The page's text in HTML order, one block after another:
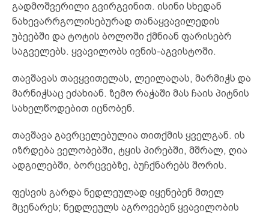
გადმოშვერილი გვირგვინით. ისინი სხედან
ნახევარრგოლისებურად თანაყვავილედის
უბეებში და ტოტის ბოლოში ქმნიან ფარისებრ
საგველებს. ყვავილობს ივნის-აგვისტოში.
თავშავას თავყვითელას, ლეილაღას, მარმიჭს და
მარნიჭსაც ეძახიან. ზემო რაჭაში მას ჩაის პიტნის
სახელწოდებით იცნობენ.
თავშავა გავრცელებულია თითქმის ყველგან. ის
იზრდება ველობებში, ტყის პირებში, მშრალ, ღია
ადგილებში, ბორცვებზე, ბუჩქნარებს შორის.
ფესვის გარდა ნედლეულად იყენებენ მთელ
მცენარეს; ნედლეულს აგროვებენ ყვავილობის